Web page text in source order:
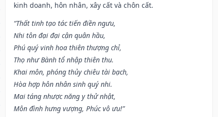
kinh doanh, hôn nhân, xây cất và chôn cất.
“Thất tinh tạo tác tiến điền ngưu,
Nhi tôn đại đại cận quân hầu,
Phú quý vinh hoa thiên thượng chỉ,
Thọ như Bành tổ nhập thiên thu.
Khai môn, phóng thủy chiêu tài bạch,
Hòa hợp hôn nhân sinh quý nhi.
Mai táng nhược năng y thử nhật,
Môn đình hưng vượng, Phúc vô ưu!”